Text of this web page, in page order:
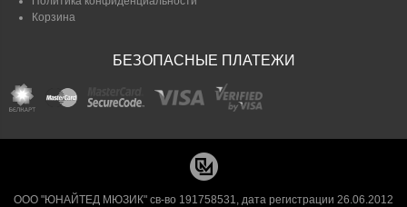
Корзина
БЕЗОПАСНЫЕ ПЛАТЕЖИ
ООО "ЮНАЙТЕД МЮЗИК" св-во 191758531, дата регистрации 26.06.2012